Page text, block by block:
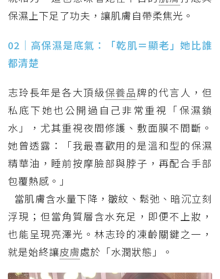
保濕上下足了功夫，讓肌膚自帶柔焦光。
02｜高保濕是底氣：「乾肌＝顯老」她比誰
都清楚
志玲長年是各大頂級保養品牌的代言人，但
私底下她也公開過自己非常重視「保濕鎖
水」，尤其重視夜間修護、敷面膜不間斷。
她曾透露：「我最喜歡用的是溫和型的保濕
精華油，睡前按摩臉部與脖子，再配合手部
包覆熱感。」
當肌膚含水量下降，皺紋、鬆弛、暗沉立刻
浮現；但當角質層含水充足，即便不上妝，
也能呈現亮澤光。林志玲的凍齡關鍵之一，
就是始終讓皮膚處於「水潤狀態」。